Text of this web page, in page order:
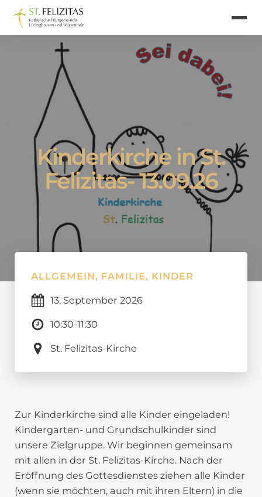
Kinderkirche in St.
Felizitas- 13.09.26
ALLGEMEIN, FAMILIE, KINDER
13. September 2026
10:30-11:30
St. Felizitas-Kirche
Zur Kinderkirche sind alle Kinder eingeladen!
Kindergarten- und Grundschulkinder sind
unsere Zielgruppe. Wir beginnen gemeinsam
mit allen in der St. Felizitas-Kirche. Nach der
Eröffnung des Gottesdienstes ziehen alle Kinder
(wenn sie möchten, auch mit ihren Eltern) in die